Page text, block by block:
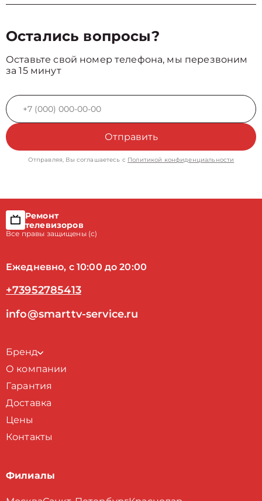
Остались вопросы?
Оставьте свой номер телефона, мы перезвоним
за 15 минут
Отправить
Отправляя, Вы соглашаетесь с Политикой конфиденциальности
Ремонт
телевизоров
Все правы защищены (с)
Ежедневно, с 10:00 до 20:00
+73952785413
info@smarttv-service.ru
Бренд
О компании
Гарантия
Доставка
Цены
Контакты
Филиалы